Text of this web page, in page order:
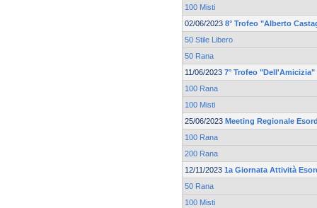
100 Misti
02/06/2023 8° Trofeo "Alberto
50 Stile Libero
50 Rana
11/06/2023 7° Trofeo "Dell'Amicizia"
100 Rana
100 Misti
25/06/2023 Meeting Regionale
100 Rana
200 Rana
12/11/2023 1a Giornata Attività
50 Rana
100 Misti